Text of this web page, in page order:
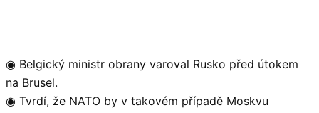
◉ Belgický ministr obrany varoval Rusko před útokem
na Brusel.
◉ Tvrdí, že NATO by v takovém případě Moskvu